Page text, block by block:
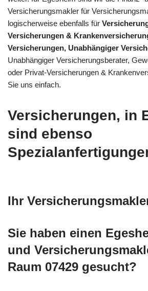
Versicherungsmakler für
logischerweise ebenfalls für
Versicherungen &
Versicherungen, Unabhängiger
Unabhängiger Versicherungsberater,
oder Privat-Versicherungen &
Sie uns einfach.
Versicherungen, in
sind ebenso
Ihr
Sie haben einen
und
Raum 07429 gesucht?